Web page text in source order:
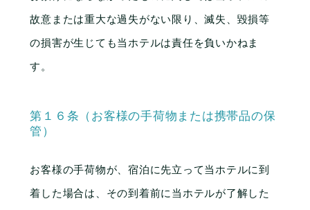
故意または重大な過失がない限り、滅失、毀損等
の損害が生じても当ホテルは責任を負いかねま
す。
第１６条（お客様の手荷物または携帯品の保
管）
お客様の手荷物が、宿泊に先立って当ホテルに到
着した場合は、その到着前に当ホテルが了解した